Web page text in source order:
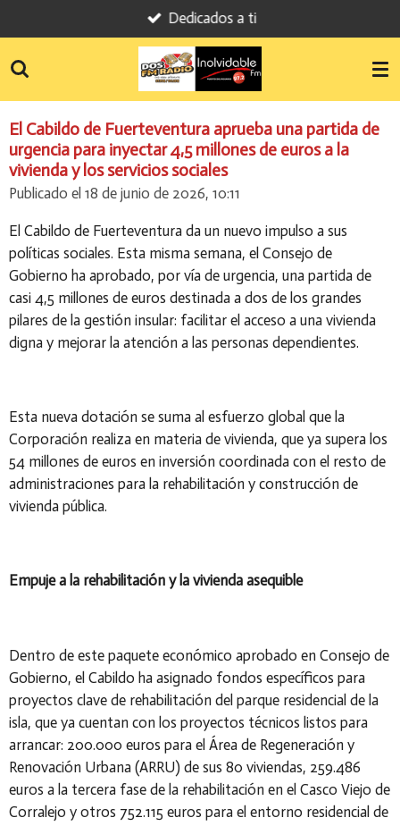
al
contenido
Dedicados a ti
El Cabildo de Fuerteventura aprueba una partida de
urgencia para inyectar 4,5 millones de euros a la
vivienda y los servicios sociales
Publicado el 18 de junio de 2026, 10:11
El Cabildo de Fuerteventura da un nuevo impulso a sus
políticas sociales. Esta misma semana, el Consejo de
Gobierno ha aprobado, por vía de urgencia, una partida de
casi 4,5 millones de euros destinada a dos de los grandes
pilares de la gestión insular: facilitar el acceso a una vivienda
digna y mejorar la atención a las personas dependientes.
Esta nueva dotación se suma al esfuerzo global que la
Corporación realiza en materia de vivienda, que ya supera los
54 millones de euros en inversión coordinada con el resto de
administraciones para la rehabilitación y construcción de
vivienda pública.
Empuje a la rehabilitación y la vivienda asequible
Dentro de este paquete económico aprobado en Consejo de
Gobierno, el Cabildo ha asignado fondos específicos para
proyectos clave de rehabilitación del parque residencial de la
isla, que ya cuentan con los proyectos técnicos listos para
arrancar: 200.000 euros para el Área de Regeneración y
Renovación Urbana (ARRU) de sus 80 viviendas, 259.486
euros a la tercera fase de la rehabilitación en el Casco Viejo de
Corralejo y otros 752.115 euros para el entorno residencial de